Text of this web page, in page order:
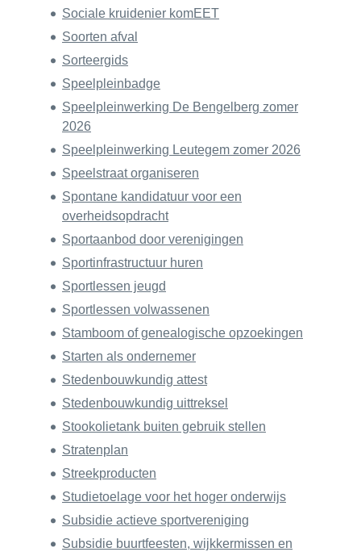
Sociale kruidenier komEET
Soorten afval
Sorteergids
Speelpleinbadge
Speelpleinwerking De Bengelberg zomer
2026
Speelpleinwerking Leutegem zomer 2026
Speelstraat organiseren
Spontane kandidatuur voor een
overheidsopdracht
Sportaanbod door verenigingen
Sportinfrastructuur huren
Sportlessen jeugd
Sportlessen volwassenen
Stamboom of genealogische opzoekingen
Starten als ondernemer
Stedenbouwkundig attest
Stedenbouwkundig uittreksel
Stookolietank buiten gebruik stellen
Stratenplan
Streekproducten
Studietoelage voor het hoger onderwijs
Subsidie actieve sportvereniging
Subsidie buurtfeesten, wijkkermissen en